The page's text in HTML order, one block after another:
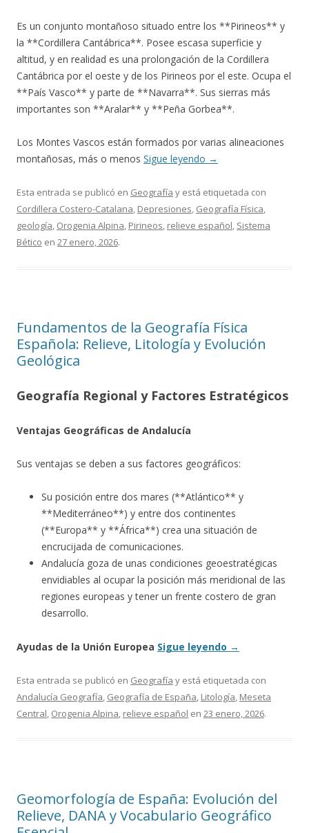
Es un conjunto montañoso situado entre los **Pirineos** y
la **Cordillera Cantábrica**. Posee escasa superficie y
altitud, y en realidad es una prolongación de la Cordillera
Cantábrica por el oeste y de los Pirineos por el este. Ocupa el
**País Vasco** y parte de **Navarra**. Sus sierras más
importantes son **Aralar** y **Peña Gorbea**.
Los Montes Vascos están formados por varias alineaciones
montañosas, más o menos Sigue leyendo →
Esta entrada se publicó en Geografía y está etiquetada con
Cordillera Costero-Catalana, Depresiones, Geografía Física,
geología, Orogenia Alpina, Pirineos, relieve español, Sistema
Bético en 27 enero, 2026.
Fundamentos de la Geografía Física
Española: Relieve, Litología y Evolución
Geológica
Geografía Regional y Factores Estratégicos
Ventajas Geográficas de Andalucía
Sus ventajas se deben a sus factores geográficos:
Su posición entre dos mares (**Atlántico** y
**Mediterráneo**) y entre dos continentes
(**Europa** y **África**) crea una situación de
encrucijada de comunicaciones.
Andalucía goza de unas condiciones geoestratégicas
envidiables al ocupar la posición más meridional de las
regiones europeas y tener un frente costero de gran
desarrollo.
Ayudas de la Unión Europea Sigue leyendo →
Esta entrada se publicó en Geografía y está etiquetada con
Andalucía Geografía, Geografía de España, Litología, Meseta
Central, Orogenia Alpina, relieve español en 23 enero, 2026.
Geomorfología de España: Evolución del
Relieve, DANA y Vocabulario Geográfico